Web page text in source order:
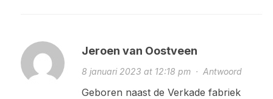
Jeroen van Oostveen
8 januari 2023 at 12:18 pm· Antwoord
Geboren naast de Verkade fabriek